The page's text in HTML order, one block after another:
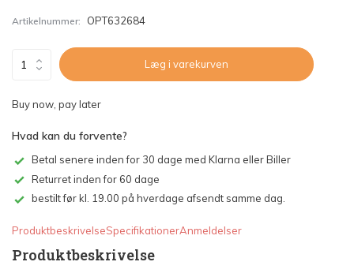
Artikelnummer: OPT632684
Læg i varekurven
Buy now, pay later
Hvad kan du forvente?
Betal senere inden for 30 dage med Klarna eller Biller
Returret inden for 60 dage
bestilt før kl. 19.00 på hverdage afsendt samme dag.
ProduktbeskrivelseSpecifikationerAnmeldelser
Produktbeskrivelse